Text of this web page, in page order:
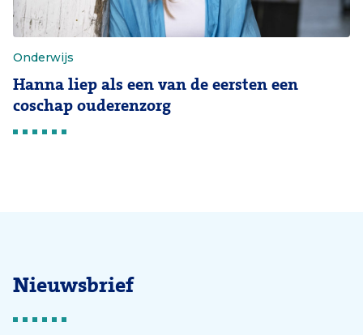
Onderwijs
Hanna liep als een van de eersten een
coschap ouderenzorg
Nieuwsbrief